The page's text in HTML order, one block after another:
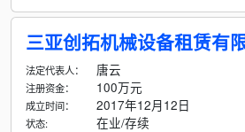
三亚创拓机械设备租赁有
法定代表人： 唐云
注册资金： 100万元
成立时间： 2017年12月12日
状态: 在业/存续